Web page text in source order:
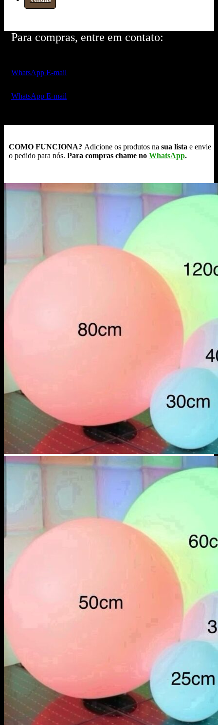
Para compras, entre em contato:
WhatsApp E-mail
WhatsApp E-mail
COMO FUNCIONA? Adicione os produtos na sua lista e envie
o pedido para nós. Para compras chame no WhatsApp.